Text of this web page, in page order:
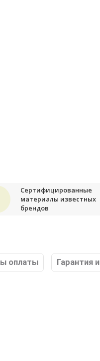
Сертифицированные
материалы известных
брендов
оплаты Гарантия